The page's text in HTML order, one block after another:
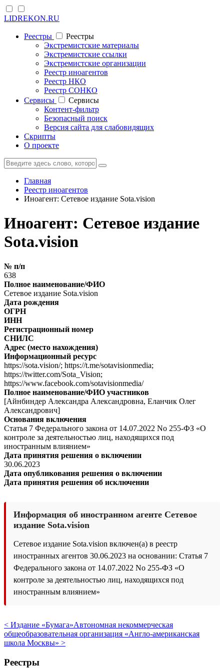
LIDREKON.RU
Реестры
Реестры
Экстремистские материалы
Экстремистские ссылки
Экстремистские организации
Реестр иноагентов
Реестр НКО
Реестр СОНКО
Cервисы
Cервисы
Контент-фильтр
Безопасный поиск
Версия сайта для слабовидящих
Скрипты
О проекте
Главная
Реестр иноагентов
Иноагент: Сетевое издание Sota.vision
Иноагент: Сетевое издание
Sota.vision
№ п/п
638
Полное наименование/ФИО
Сетевое издание Sota.vision
Дата рождения
ОГРН
ИНН
Регистрационный номер
СНИЛС
Адрес (место нахождения)
Информационный ресурс
https://sota.vision/; https://t.me/sotavisionmedia;
https://twitter.com/Sota_Vision;
https://www.facebook.com/sotavisionmedia/
Полное наименование/ФИО участников
[Айнбиндер Александра Александровна, Еланчик Олег
Александрович]
Основания включения
Статья 7 Федерального закона от 14.07.2022 No 255-ФЗ «О
контроле за деятельностью лиц, находящихся под
иностранным влиянием»
Дата принятия решения о включении
30.06.2023
Дата опубликования решения о включении
Дата принятия решения об исключении
Информация об иностранном агенте Сетевое
издание Sota.vision
Сетевое издание Sota.vision включен(а) в реестр
иностранных агентов 30.06.2023 на основании: Статья 7
Федерального закона от 14.07.2022 No 255-ФЗ «О
контроле за деятельностью лиц, находящихся под
иностранным влиянием»
< Издание «Бумага»Автономная некоммерческая
общеобразовательная организация «Англо-американская
школа Москвы» >
Реестры